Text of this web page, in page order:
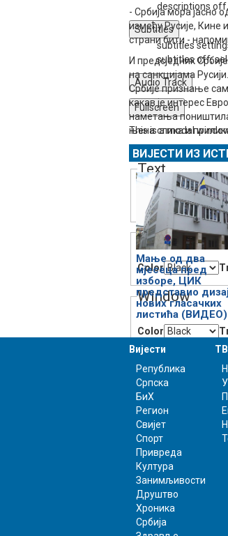
descriptions off
Subtitles
subtitles
subtitles off,
Audio Track
Fullscreen
This is a modal
Beginning of dialog
Text
Color
Background
Color
Window
Color
Font Size
Text Edge
Font Family
- Србија мора јасно
између Русије, Кине
страни бити -
И предсједник
на санкцијама
Србије признање
какав је интерес
наметања поништила
њена слика и
ВИЈЕСТИ ИЗ
Мање од два
мјесеца пред
изборе, ЦИК
представио
нових гласачких
листића (ВИДЕО)
Вијести
Република
Српска
БиХ
Регион
Свијет
Спорт
Привреда
Култура
Занимљивости
Друштво
Хроника
Србија
ТВ